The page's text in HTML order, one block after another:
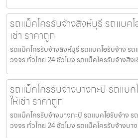
รถแม็คโครรับจ้างสิงห์บุรี รถแบค
เช่า ราคาถูก
รถแม็คโครรับจ้างสิงห์บุรี รถแบคโฮรับจ้าง รถ
วงจร ทั่วไทย 24 ชั่วโมง รถแม็คโครรับจ้างสิง
รถแม็คโครรับจ้างบางกะปิ รถแบ
ให้เช่า ราคาถูก
รถแม็คโครรับจ้างบางกะปิ รถแบคโฮรับจ้าง ร
วงจร ทั่วไทย 24 ชั่วโมง รถแม็คโครรับจ้างบา